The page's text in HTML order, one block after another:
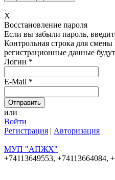
X
Восстановление пароля
Если вы забыли пароль,
Контрольная строка для
регистрационные данные
Логин *
E-Mail *
или
Войти
Регистрация | Авторизация
МУП "АПЖХ"
+74113649553, +74113664084,